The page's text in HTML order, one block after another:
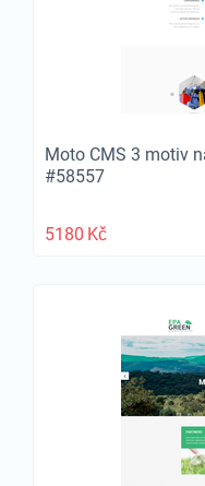
Moto CMS 3 motiv
#58557
5180 Kč